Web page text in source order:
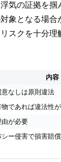
気の証拠を掴
象となる場合
スクを十分理
内容
なしは原則違法
物であれば違法性
が必要
ー侵害で損害賠